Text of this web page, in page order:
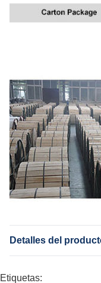
Detalles del
cable del opgw
Etiquetas: